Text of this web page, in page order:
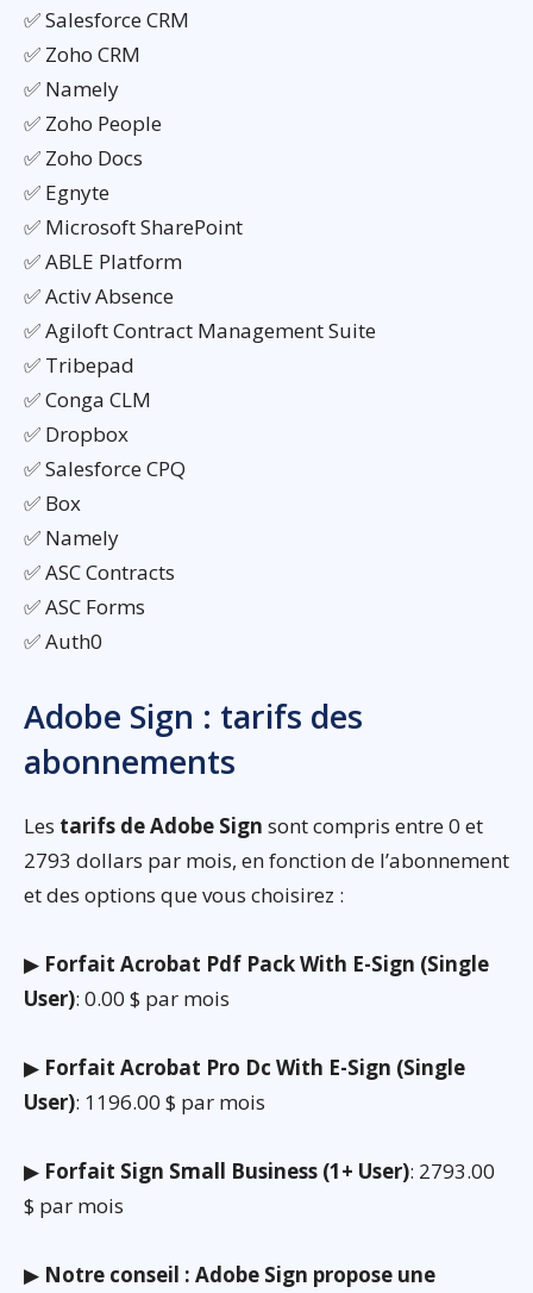
✅ Salesforce CRM
✅ Zoho CRM
✅ Namely
✅ Zoho People
✅ Zoho Docs
✅ Egnyte
✅ Microsoft SharePoint
✅ ABLE Platform
✅ Activ Absence
✅ Agiloft Contract Management Suite
✅ Tribepad
✅ Conga CLM
✅ Dropbox
✅ Salesforce CPQ
✅ Box
✅ Namely
✅ ASC Contracts
✅ ASC Forms
✅ Auth0
Adobe Sign : tarifs des
abonnements
Les tarifs de Adobe Sign sont compris entre 0 et
2793 dollars par mois, en fonction de l’abonnement
et des options que vous choisirez :
▶ Forfait Acrobat Pdf Pack With E-Sign (Single
User): 0.00 $ par mois
▶ Forfait Acrobat Pro Dc With E-Sign (Single
User): 1196.00 $ par mois
▶ Forfait Sign Small Business (1+ User): 2793.00
$ par mois
▶ Notre conseil : Adobe Sign propose une